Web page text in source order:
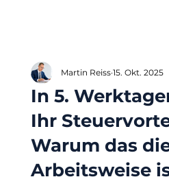
In 5.
Ihr
Warum das
Arbeitsweise
Martin Reiss 15. Okt. 2025